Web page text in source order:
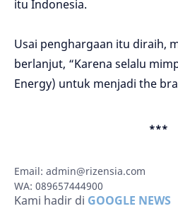
itu Indonesia.
Usai penghargaan itu diraih,
berlanjut, “Karena selalu
Energy) untuk menjadi the
***
Email: admin@rizensia.com
WA: 089657444900
Kami hadir di GOOGLE NEWS